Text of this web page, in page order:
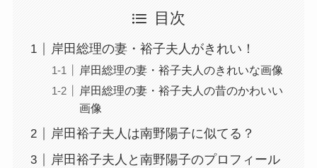
目次
岸田総理の妻・裕子夫人がきれい！
岸田総理の妻・裕子夫人のきれいな画像
岸田総理の妻・裕子夫人の昔のかわいい
画像
岸田裕子夫人は南野陽子に似てる？
岸田裕子夫人と南野陽子のプロフィール